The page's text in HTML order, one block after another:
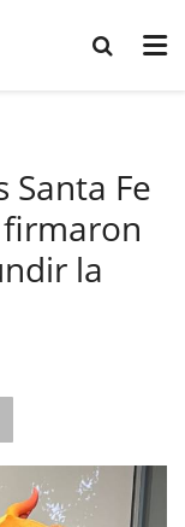
Santa Fe
firmaron
la